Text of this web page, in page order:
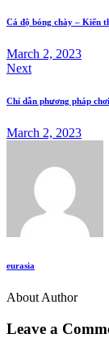
Cá độ bóng chày – Kiến
March 2, 2023
Next
Chỉ dẫn phương pháp
March 2, 2023
eurasia
About Author
Leave a